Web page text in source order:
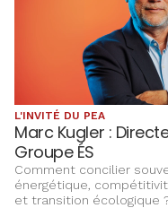
L'INVITÉ DU PEA
Marc Kugler :
Groupe ÉS
Comment concilier
énergétique,
et transition écologique